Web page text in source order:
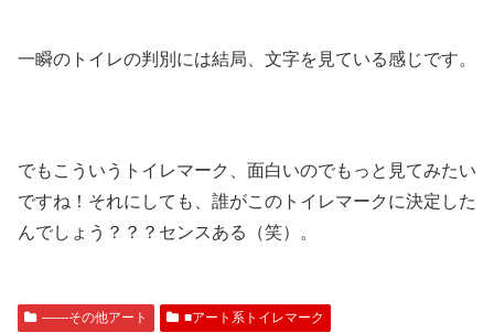
一瞬のトイレの判別には結局、文字を見ている感じです。
でもこういうトイレマーク、面白いのでもっと見てみたい
ですね！それにしても、誰がこのトイレマークに決定した
んでしょう？？？センスある（笑）。
――その他アート
■アート系トイレマーク